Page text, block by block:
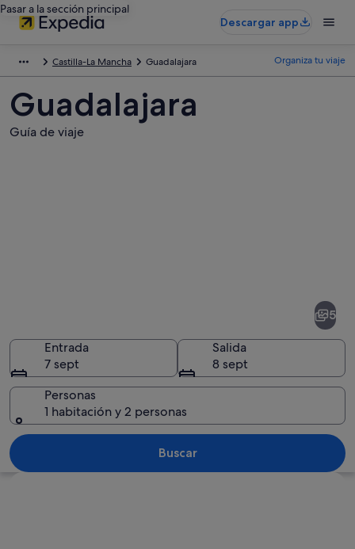
Pasar a la sección principal
Descargar app
Castilla-La Mancha Guadalajara Organiza tu viaje
Guadalajara
Guía de viaje
Vista aérea de un pueblo histórico
5
Entrada
7 sept
Salida
8 sept
Personas
1 habitación y 2 personas
Buscar